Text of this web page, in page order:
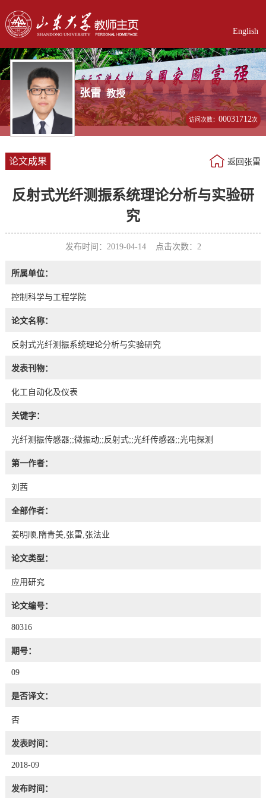
English
张雷 教授
访问次数：00031712次
论文成果 返回张雷
反射式光纤测振系统理论分析与实验研
究
发布时间：2019-04-14 点击次数： 2
所属单位：
控制科学与工程学院
论文名称：
反射式光纤测振系统理论分析与实验研究
发表刊物：
化工自动化及仪表
关键字：
光纤测振传感器;;微振动;;反射式;;光纤传感器;;光电探测
第一作者：
刘茜
全部作者：
姜明顺,隋青美,张雷,张法业
论文类型：
应用研究
论文编号：
80316
期号：
09
是否译文：
否
发表时间：
2018-09
发布时间：